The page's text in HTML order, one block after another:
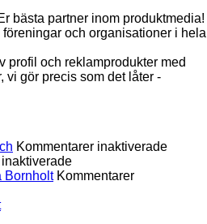
bästa partner inom produktmedia!
och organisationer i hela
profil och reklamprodukter med
vi gör precis som det låter -
Kommentarer inaktiveradeför
för
UKIYO
Bornholt Kommentarer
Inga